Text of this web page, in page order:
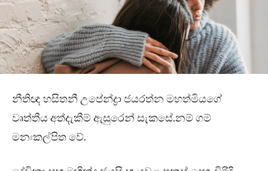
නීතිඥ හසිතනී උපේන්ද්‍රා ජයරත්න මහත්මියගේ
වෘත්තීය අත්දැකීම් ඇසුරෙන් සැකසේ.නම් ගම්
මනඃකල්පිත වේ.